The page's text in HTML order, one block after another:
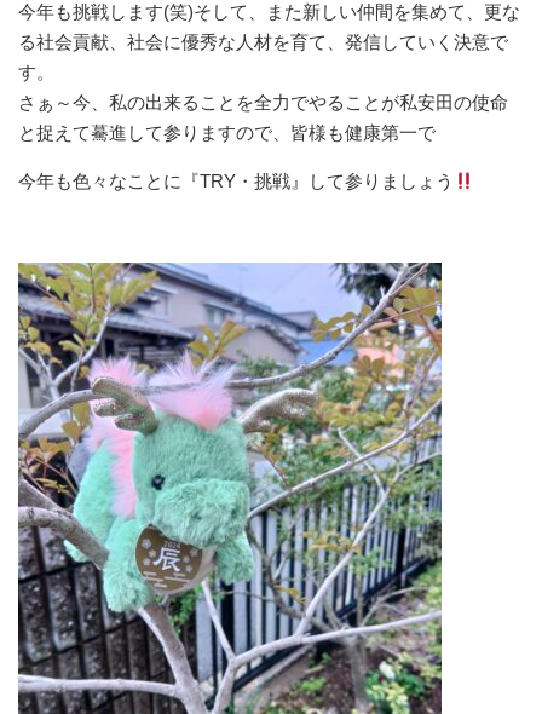
今年も挑戦します(笑)そして、また新しい仲間を集めて、更な
る社会貢献、社会に優秀な人材を育て、発信していく決意で
す。
さぁ～今、私の出来ることを全力でやることが私安田の使命
と捉えて驀進して参りますので、皆様も健康第一で
今年も色々なことに『TRY・挑戦』して参りましょう